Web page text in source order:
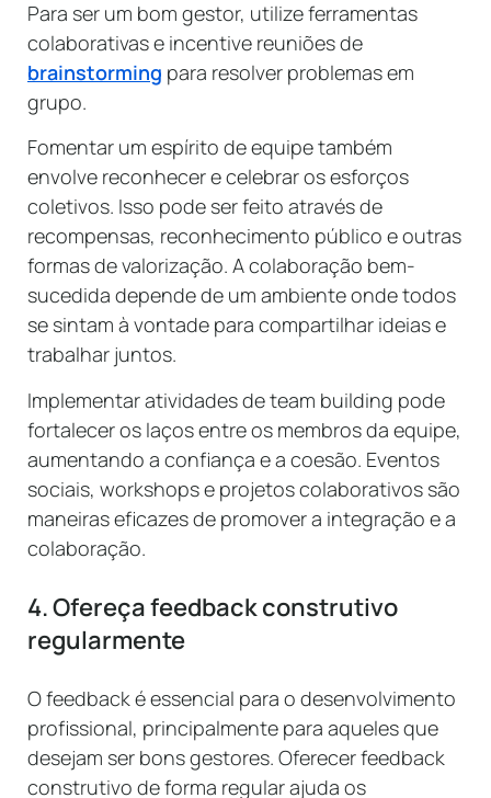
Para ser um bom gestor, utilize ferramentas
colaborativas e incentive reuniões de
brainstorming para resolver problemas em
grupo.
Fomentar um espírito de equipe também
envolve reconhecer e celebrar os esforços
coletivos. Isso pode ser feito através de
recompensas, reconhecimento público e outras
formas de valorização. A colaboração bem-
sucedida depende de um ambiente onde todos
se sintam à vontade para compartilhar ideias e
trabalhar juntos.
Implementar atividades de team building pode
fortalecer os laços entre os membros da equipe,
aumentando a confiança e a coesão. Eventos
sociais, workshops e projetos colaborativos são
maneiras eficazes de promover a integração e a
colaboração.
4. Ofereça feedback construtivo
regularmente
O feedback é essencial para o desenvolvimento
profissional, principalmente para aqueles que
desejam ser bons gestores. Oferecer feedback
construtivo de forma regular ajuda os